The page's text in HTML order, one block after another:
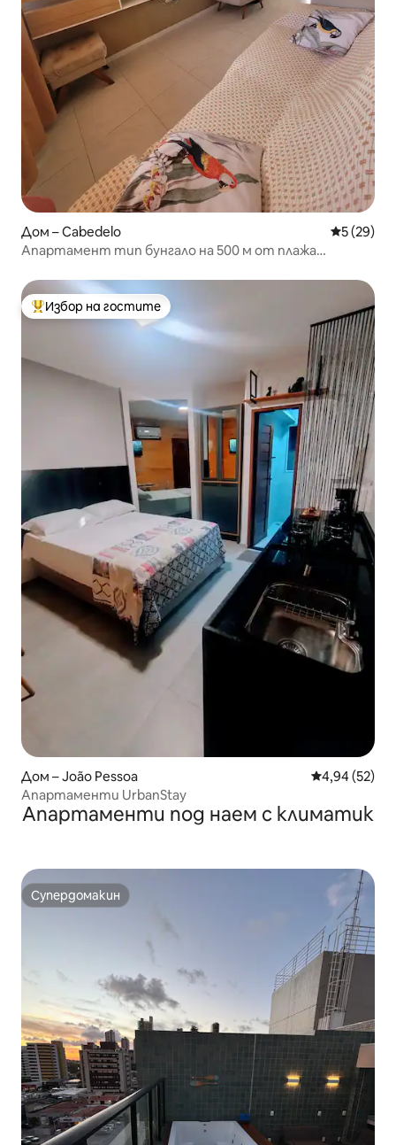
Дом – Cabedelo Средна
5 (29)
Апартамент тип бунгало на 500 м от плажа
Най-популярен избор на гостите
Избор на гостите
Дом – João Pessoa Средна
4,94 (52)
Апартаменти UrbanStay
Апартаменти под наем с климатик
Супердомакин
Супердомакин